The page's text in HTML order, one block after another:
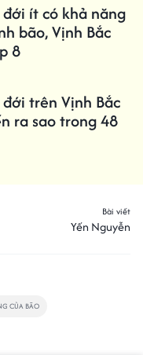
ít có khả năng
bão, Vịnh Bắc
8
trên Vịnh Bắc
ra sao trong 48
Bài viết
Yến Nguyễn
CỦA BÃO